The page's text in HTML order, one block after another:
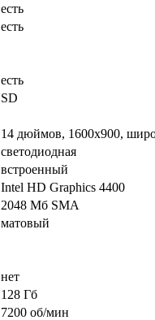
есть
есть
есть
SD
14 дюймов, 1600x900,
светодиодная
встроенный
Intel HD Graphics 4400
2048 Мб SMA
матовый
нет
128 Гб
7200 об/мин